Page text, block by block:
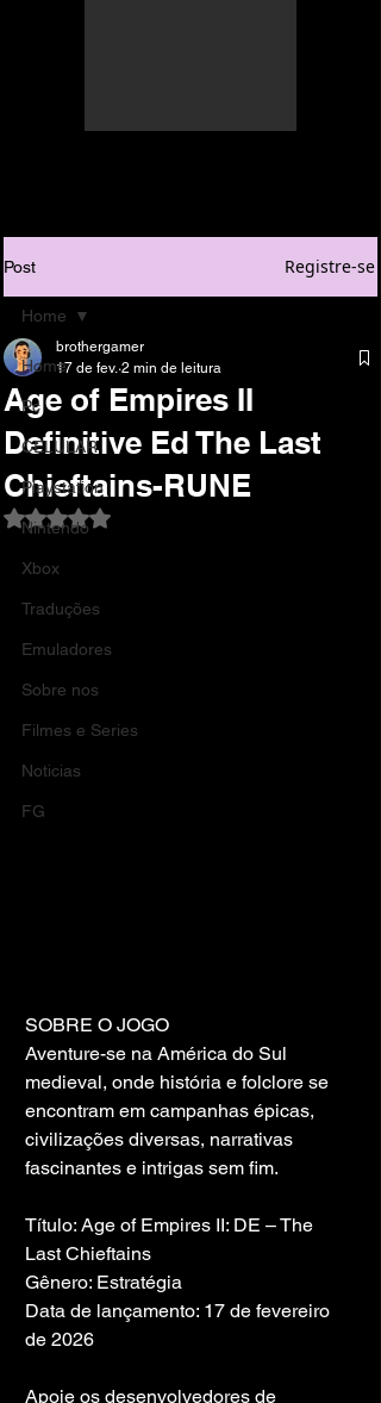
Post Registre-se
Home
Pc
CELULAR
Playstation
Nintendo
Xbox
Traduções
Emuladores
Sobre nos
Filmes e Series
Noticias
FG
Home
Age of Empires II
Definitive Ed The Last
Chieftains-RUNE
brothergamer
17 de fev. 2 min de leitura
Avaliado com NaN de 5 estrelas.
SOBRE O JOGO
Aventure-se na América do Sul
medieval, onde história e folclore se
encontram em campanhas épicas,
civilizações diversas, narrativas
fascinantes e intrigas sem fim.
Título: Age of Empires II: DE – The
Last Chieftains
Gênero: Estratégia
Data de lançamento: 17 de fevereiro
de 2026
Apoie os desenvolvedores de